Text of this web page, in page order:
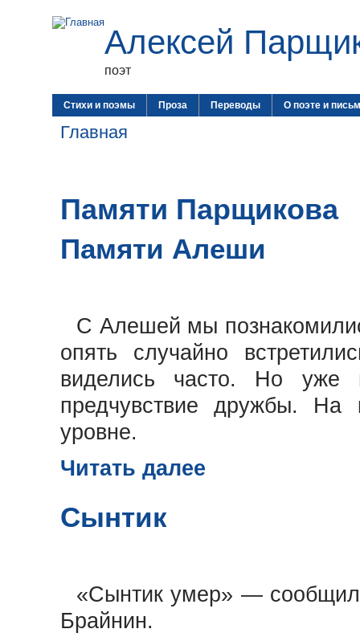
Алексей
поэт
Стихи и поэмы Проза Переводы О поэте и
Главная
Памяти Парщикова
Памяти Алеши
С Алешей мы
опять случайно
виделись часто. Но
предчувствие дружбы. На
уровне.
Читать далее
Сынтик
«Сынтик умер» —
Брайнин.